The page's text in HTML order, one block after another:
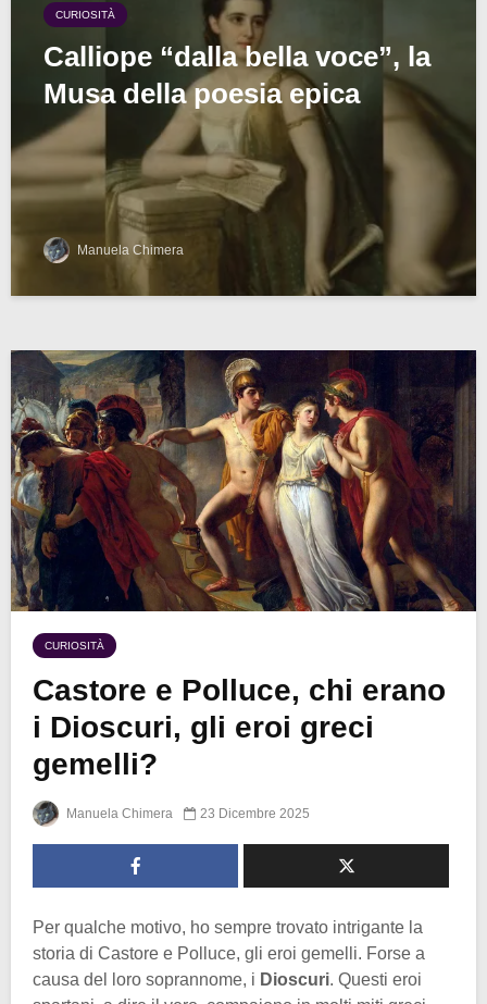
CURIOSITÀ
Calliope “dalla bella voce”, la
Musa della poesia epica
Manuela Chimera
CURIOSITÀ
Castore e Polluce, chi erano
i Dioscuri, gli eroi greci
gemelli?
Manuela Chimera 23 Dicembre 2025
Per qualche motivo, ho sempre trovato intrigante la
storia di Castore e Polluce, gli eroi gemelli. Forse a
causa del loro soprannome, i Dioscuri. Questi eroi